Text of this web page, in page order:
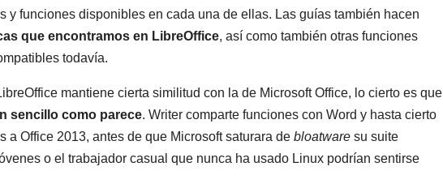
y funciones disponibles en cada una de ellas. Las guías también hacen
que encontramos en LibreOffice, así como también otras funciones
todavía.
mantiene cierta similitud con la de Microsoft Office, lo cierto es que
sencillo como parece. Writer comparte funciones con Word y hasta cierto
a Office 2013, antes de que Microsoft saturara de bloatware su suite
o el trabajador casual que nunca ha usado Linux podrían sentirse